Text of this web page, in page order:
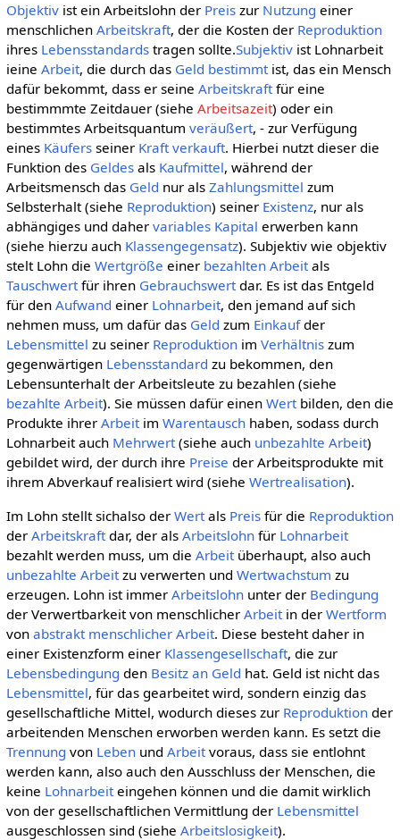
Objektivist ein Arbeitslohn der Preiszur Nutzung einer
menschlichen Arbeitskraft, der die Kosten der Reproduktion
ihres Lebensstandardstragen sollte.Subjektivist Lohnarbeit
ieine Arbeit, die durch das Geld bestimmtist, das ein Mensch
dafür bekommt, dass er seine Arbeitskraftfür eine
bestimmmte Zeitdauer (siehe Arbeitsazeit) oder ein
bestimmtes Arbeitsquantum veräußert, - zur Verfügung
eines Käufersseiner Kraft verkauft. Hierbei nutzt dieser die
Funktion des Geldesals Kaufmittel, während der
Arbeitsmensch das Geld nur als Zahlungsmittel zum
Selbsterhalt (siehe Reproduktion) seiner Existenz, nur als
abhängiges und daher variables Kapital erwerben kann
(siehe hierzu auch Klassengegensatz). Subjektiv wie objektiv
stelt Lohn die Wertgröße einer bezahlten Arbeitals
Tauschwertfür ihren Gebrauchswertdar. Es ist das Entgeld
für den Aufwand einer Lohnarbeit, den jemand auf sich
nehmen muss, um dafür das Geld zum Einkaufder
Lebensmittel zu seiner Reproduktionim Verhältniszum
gegenwärtigen Lebensstandard zu bekommen, den
Lebensunterhalt der Arbeitsleute zu bezahlen (siehe
bezahlte Arbeit). Sie müssen dafür einen Wertbilden, den die
Produkte ihrer Arbeitim Warentauschhaben, sodass durch
Lohnarbeit auch Mehrwert(siehe auch unbezahlte Arbeit)
gebildet wird, der durch ihre Preise der Arbeitsprodukte mit
ihrem Abverkauf realisiert wird (siehe Wertrealisation).
Im Lohn stellt sichalso der Wertals Preisfür die Reproduktion
der Arbeitskraftdar, der als Arbeitslohnfür Lohnarbeit
bezahlt werden muss, um die Arbeitüberhaupt, also auch
unbezahlte Arbeitzu verwerten und Wertwachstum zu
erzeugen. Lohn ist immer Arbeitslohnunter der Bedingung
der Verwertbarkeit von menschlicher Arbeitin der Wertform
von abstrakt menschlicher Arbeit. Diese besteht daher in
einer Existenzform einer Klassengesellschaft, die zur
Lebensbedingung den Besitz an Geld hat. Geld ist nicht das
Lebensmittel, für das gearbeitet wird, sondern einzig das
gesellschaftliche Mittel, wodurch dieses zur Reproduktionder
arbeitenden Menschen erworben werden kann. Es setzt die
Trennung von Lebenund Arbeitvoraus, dass sie entlohnt
werden kann, also auch den Ausschluss der Menschen, die
keine Lohnarbeiteingehen können und die damit wirklich
von der gesellschaftlichen Vermittlung der Lebensmittel
ausgeschlossen sind (siehe Arbeitslosigkeit).